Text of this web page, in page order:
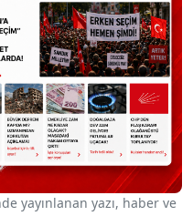
yayınlanan yazı, haber ve